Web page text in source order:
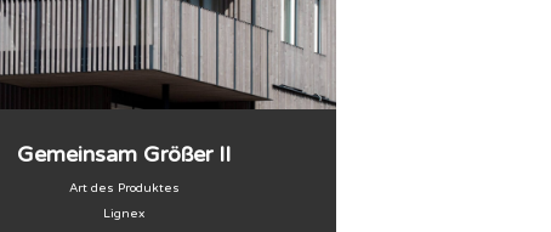
Gemeinsam Größer II
Art des Produktes
Lignex